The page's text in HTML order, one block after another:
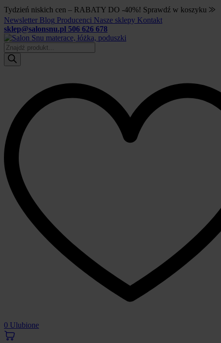
Tydzień niskich cen – RABATY DO -40%! Sprawdź w koszyku ⨠
Newsletter Blog Producenci Nasze sklepy Kontakt
sklep@salonsnu.pl 506 626 678
Wyszukiwarka
produktów
0 Ulubione